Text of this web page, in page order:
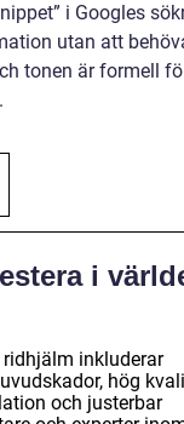
i Googles
utan att
tonen är formell
i
inkluderar
hög
och justerbar